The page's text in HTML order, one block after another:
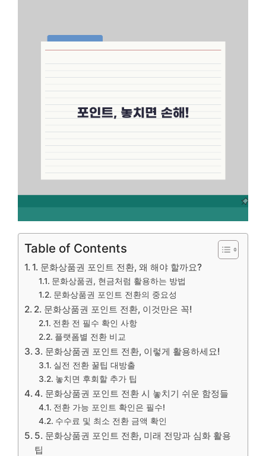
Table of Contents
1. 문화상품권 포인트 전환, 왜 해야 할까요?
문화상품권, 현금처럼 활용하는 방법
문화상품권 포인트 전환의 중요성
2. 문화상품권 포인트 전환, 이것만은 꼭!
전환 전 필수 확인 사항
플랫폼별 전환 비교
3. 문화상품권 포인트 전환, 이렇게 활용하세요!
실전 전환 꿀팁 대방출
놓치면 후회할 추가 팁
4. 문화상품권 포인트 전환 시 놓치기 쉬운 함정들
전환 가능 포인트 확인은 필수!
수수료 및 최소 전환 금액 확인
5. 문화상품권 포인트 전환, 미래 전망과 심화 활용
팁